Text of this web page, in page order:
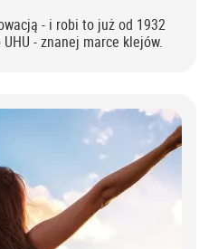
- i robi to już od 1932
- znanej marce klejów.